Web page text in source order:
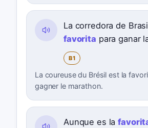
La corredora de
favorita para ganar
B1
La coureuse du Brésil est la
gagner le marathon.
Aunque es la